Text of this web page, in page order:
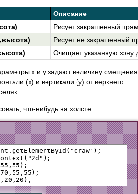
Описание
Рисует закрашенный
Рисует не закрашенный
Очищает указанную зону
x и y задают величину смещения
(x) и вертикали (y) от верхнего
что-нибудь на холсте.